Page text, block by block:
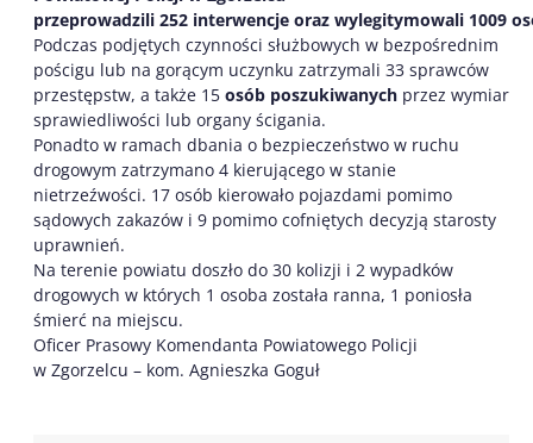
przeprowadzili 252 interwencje oraz wylegitymowali 1009 os
Podczas podjętych czynności służbowych w bezpośrednim
pościgu lub na gorącym uczynku zatrzymali 33 sprawców
przestępstw, a także 15 osób poszukiwanych przez wymiar
sprawiedliwości lub organy ścigania.
Ponadto w ramach dbania o bezpieczeństwo w ruchu
drogowym zatrzymano 4 kierującego w stanie
nietrzeźwości. 17 osób kierowało pojazdami pomimo
sądowych zakazów i 9 pomimo cofniętych decyzją starosty
uprawnień.
Na terenie powiatu doszło do 30 kolizji i 2 wypadków
drogowych w których 1 osoba została ranna, 1 poniosła
śmierć na miejscu.
Oficer Prasowy Komendanta Powiatowego Policji
w Zgorzelcu – kom. Agnieszka Goguł